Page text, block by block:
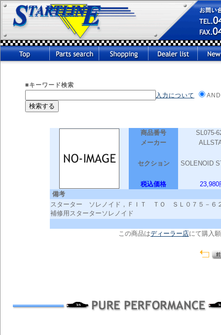
■キーワード検索
入力について
AND
商品番号
SL075-
メーカー
セクション SOLENOID
税込価格
23,980
備考
スターター ソレノイド，ＦＩＴ ＴＯ ＳＬ０７５－６
補修用スターターソレノイド
この商品はディーラー店にて購入